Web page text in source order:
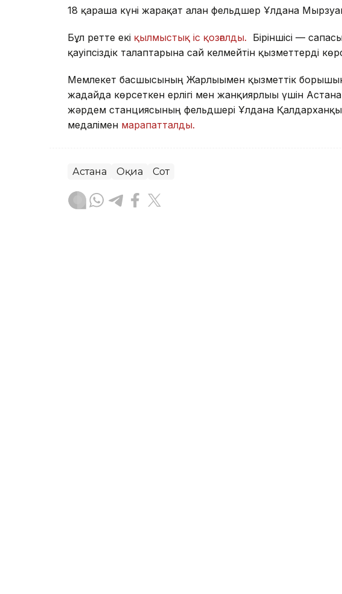
18 қараша күні жарақат алған фельдшер Ұлдана
Бұл ретте екі қылмыстық іс қозғалды. Біріншісі —
қауіпсіздік талаптарына сай келмейтін қызметтерді
Мемлекет басшысының Жарлығымен қызметтік борышын
жағдайда көрсеткен ерлігі мен жанқиярлығы үшін
жәрдем станциясының фельдшері Ұлдана
медалімен марапатталды.
Астана Оқиға Сот